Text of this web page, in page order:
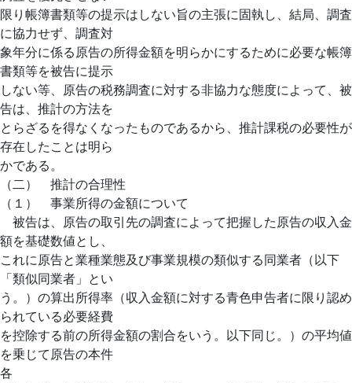
限り帳簿書類等の提示はしない旨の主張に固執し、結局、調査
に協力せず、調査対
象年分に係る原告の所得金額を明らかにするために必要な帳簿
書類等を被告に提示
しない等、原告の税務調査に対する非協力な態度によって、被
告は、推計の方法を
とらざるを得なくなったものであるから、推計課税の必要性が
存在したことは明ら
かである。
（二） 推計の合理性
（１） 事業所得の金額について
被告は、原告の取引先の調査によって把握した原告の収入金
額を基礎数値とし、
これに原告と業種業態及び事業規模の類似する同業者（以下
「類似同業者」とい
う。）の算出所得率（収入金額に対する青色申告者に限り認め
られている必要経費
を控除する前の所得金額の割合をいう。以下同じ。）の平均値
を乗じて原告の本件
各